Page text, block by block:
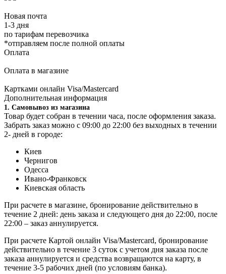
Новая почта
1-3 дня
по тарифам перевозчика
*отправляем после полной оплаты
Оплата
Оплата в магазине
Картками онлайн Visa/Mastercard
Дополнительная информация
1. Самовывоз из магазина
Товар будет собран в течении часа, после оформления заказа.
Забрать заказ можно с 09:00 до 22:00 без выходных в течении
2- дней в городе:
Киев
Чернигов
Одесса
Ивано-Франковск
Киевская область
При расчете в магазине, бронирование действительно в
течение 2 дней: день заказа и следующего дня до 22:00, после
22:00 – заказ аннулируется.
При расчете Картой онлайн Visa/Mastercard, бронирование
действительно в течение 3 суток с учетом дня заказа после
заказа аннулируется и средства возвращаются на карту, в
течение 3-5 рабочих дней (по условиям банка).